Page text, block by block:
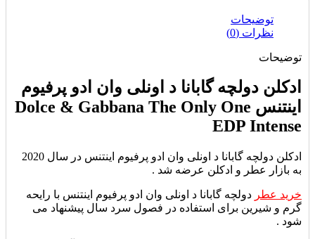
توضیحات
نظرات (0)
توضیحات
ادکلن دولچه گابانا د اونلی وان ادو پرفیوم
اینتنس Dolce & Gabbana The Only One
EDP Intense
ادکلن دولچه گابانا د اونلی وان ادو پرفیوم اینتنس در سال 2020
به بازار عطر و ادکلن عرضه شد .
خرید عطر دولچه گابانا د اونلی وان ادو پرفیوم اینتنس با رایحه
گرم و شیرین برای استفاده در فصول سرد سال پیشنهاد می
شود .